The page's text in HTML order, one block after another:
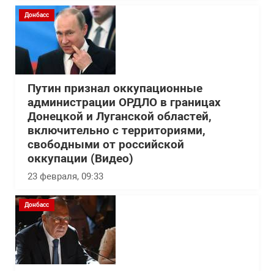
Донбасс
Путин признал оккупационные
администрации ОРДЛО в границах
Донецкой и Луганской областей,
включительно с территориями,
свободными от российской
оккупации (Видео)
23 февраля, 09:33
Донбасс